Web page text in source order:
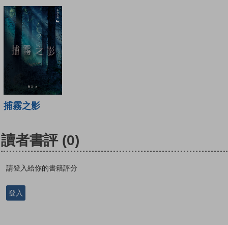
捕霧之影
讀者書評 (0)
請登入給你的書籍評分
登入